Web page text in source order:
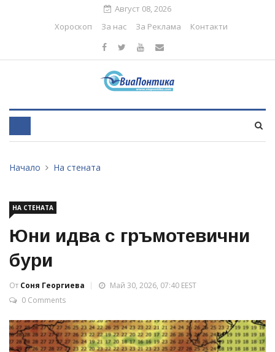
Август 08, 2026
Хороскоп
За нас За Реклама Контакти
Начало На стената
НА СТЕНАТА
Юни идва с гръмотевични
бури
От Соня Георгиева
Май 30, 2026, 07:40 EEST
0 Comments